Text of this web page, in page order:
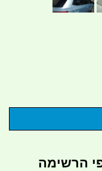
הרשימה